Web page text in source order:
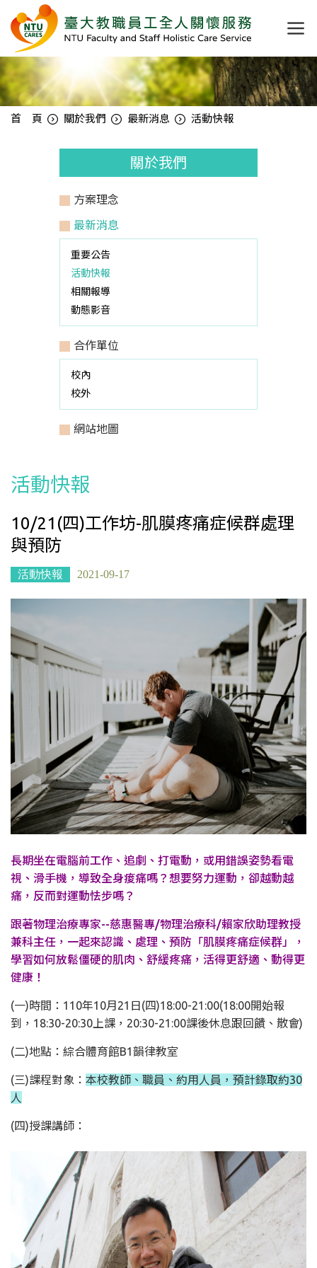
首 頁 關於我們 最新消息 活動快報
關於我們
方案理念
最新消息
重要公告
活動快報
相關報導
動態影音
合作單位
校內
校外
網站地圖
活動快報
10/21(四)工作坊-肌膜疼痛症候群處理
與預防
活動快報 2021-09-17
長期坐在電腦前工作、追劇、打電動，或用錯誤姿勢看電
視、滑手機，導致全身痠痛嗎？想要努力運動，卻越動越
痛，反而對運動怯步嗎？
跟著物理治療專家--慈惠醫專/物理治療科/賴家欣助理教授
兼科主任，一起來認識、處理、預防「肌膜疼痛症候群」，
學習如何放鬆僵硬的肌肉、舒緩疼痛，活得更舒適、動得更
健康！
(一)時間：110年10月21日(四)18:00-21:00(18:00開始報
到，18:30-20:30上課，20:30-21:00課後休息跟回饋、散會)
(二)地點：綜合體育館B1韻律教室
(三)課程對象： 本校教師、職員、約用人員，預計錄取約30
人
(四)授課講師：